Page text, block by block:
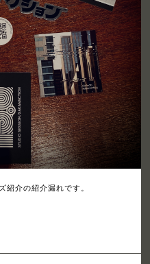
紹介の紹介漏れです。